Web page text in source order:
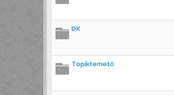
DX
Topiktemető